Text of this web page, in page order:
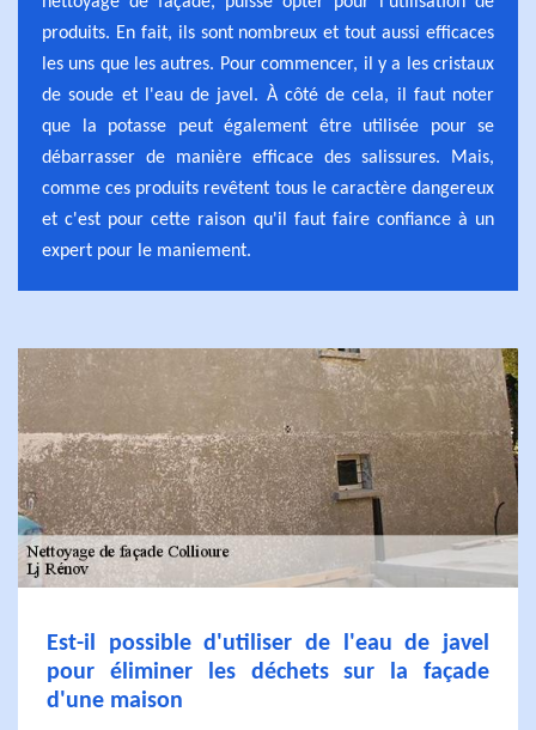
produits. En fait, ils sont nombreux et tout aussi efficaces
les uns que les autres. Pour commencer, il y a les cristaux
de soude et l'eau de javel. À côté de cela, il faut noter
que la potasse peut également être utilisée pour se
débarrasser de manière efficace des salissures. Mais,
comme ces produits revêtent tous le caractère dangereux
et c'est pour cette raison qu'il faut faire confiance à un
expert pour le maniement.
Est-il possible d'utiliser de l'eau de javel
pour éliminer les déchets sur la façade
d'une maison